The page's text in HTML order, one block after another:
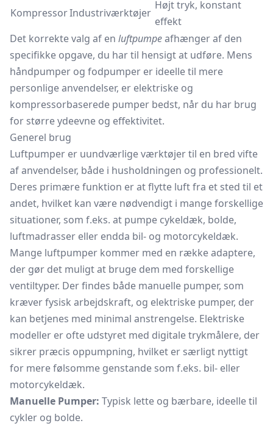
KompressorIndustriværktøjer
Højt tryk, konstant
effekt
Det korrekte valg af en luftpumpeafhænger af den
specifikke opgave, du har til hensigt at udføre. Mens
håndpumper og fodpumper er ideelle til mere
personlige anvendelser, er elektriske og
kompressorbaserede pumper bedst, når du har brug
for større ydeevne og effektivitet.
Generel brug
Luftpumper er uundværlige værktøjer til en bred vifte
af anvendelser, både i husholdningen og professionelt.
Deres primære funktion er at flytte luft fra et sted til et
andet, hvilket kan være nødvendigt i mange forskellige
situationer, som f.eks. at pumpe cykeldæk, bolde,
luftmadrasser eller endda bil- og motorcykeldæk.
Mange luftpumper kommer med en række adaptere,
der gør det muligt at bruge dem med forskellige
ventiltyper. Der findes både manuelle pumper, som
kræver fysisk arbejdskraft, og elektriske pumper, der
kan betjenes med minimal anstrengelse. Elektriske
modeller er ofte udstyret med digitale trykmålere, der
sikrer præcis oppumpning, hvilket er særligt nyttigt
for mere følsomme genstande som f.eks. bil- eller
motorcykeldæk.
Manuelle Pumper: Typisk lette og bærbare, ideelle til
cykler og bolde.